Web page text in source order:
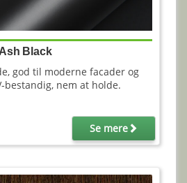
Black
god til moderne facader og
nem at holde.
Se mere